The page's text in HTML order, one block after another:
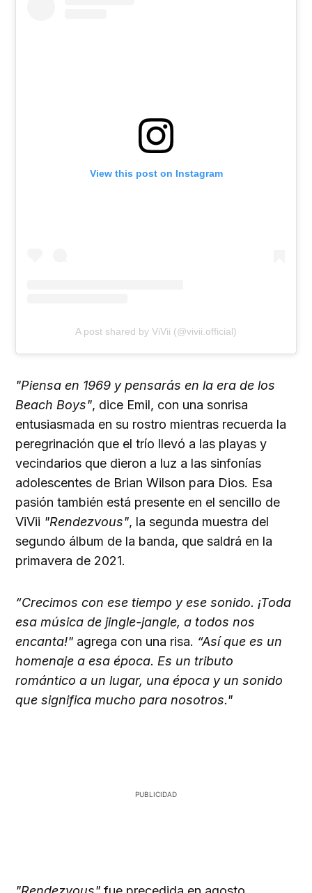
View this post on Instagram
A post shared by ViVii (@vivii.official)
"Piensa en 1969 y pensarás en la era de los
Beach Boys", dice Emil, con una sonrisa
entusiasmada en su rostro mientras recuerda la
peregrinación que el trío llevó a las playas y
vecindarios que dieron a luz a las sinfonías
adolescentes de Brian Wilson para Dios. Esa
pasión también está presente en el sencillo de
ViVii "Rendezvous", la segunda muestra del
segundo álbum de la banda, que saldrá en la
primavera de 2021.
“Crecimos con ese tiempo y ese sonido. ¡Toda
esa música de jingle-jangle, a todos nos
encanta!" agrega con una risa. “Así que es un
homenaje a esa época. Es un tributo
romántico a un lugar, una época y un sonido
que significa mucho para nosotros."